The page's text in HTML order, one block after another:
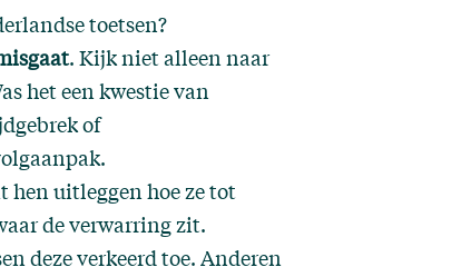
toetsen?
. Kijk niet alleen naar
het een kwestie van
of
hen uitleggen hoe ze tot
de verwarring zit.
deze verkeerd toe. Anderen